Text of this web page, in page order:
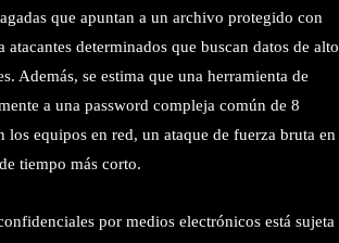
que apuntan a un archivo protegido con
determinados que buscan datos de alto
Además, se estima que una herramienta de
a una password compleja común de 8
equipos en red, un ataque de fuerza bruta en
tiempo más corto.
por medios electrónicos está sujeta